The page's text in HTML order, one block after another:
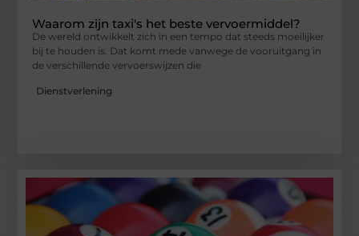
Waarom zijn taxi's het beste vervoermiddel?
De wereld ontwikkelt zich in een tempo dat steeds moeilijker
bij te houden is. Dat komt mede vanwege de vooruitgang in
de verschillende vervoerswijzen die
Dienstverlening